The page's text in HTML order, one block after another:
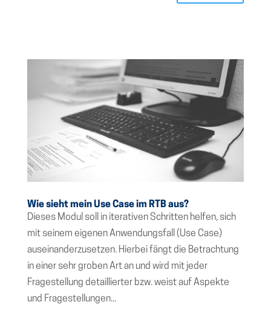
Wie sieht mein Use Case im RTB aus?
Dieses Modul soll in iterativen Schritten helfen, sich
mit seinem eigenen Anwendungsfall (Use Case)
auseinanderzusetzen. Hierbei fängt die Betrachtung
in einer sehr groben Art an und wird mit jeder
Fragestellung detaillierter bzw. weist auf Aspekte
und Fragestellungen...